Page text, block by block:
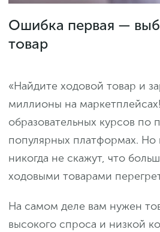
Ошибка первая —
товар
«Найдите ходовой товар и
миллионы на
образовательных курсов по
популярных платформах. Но
никогда не скажут, что
ходовыми товарами
На самом деле вам нужен
высокого спроса и низкой